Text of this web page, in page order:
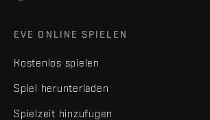
EVE ONLINE SPIELEN
Kostenlos spielen
Spiel herunterladen
Spielzeit hinzufügen